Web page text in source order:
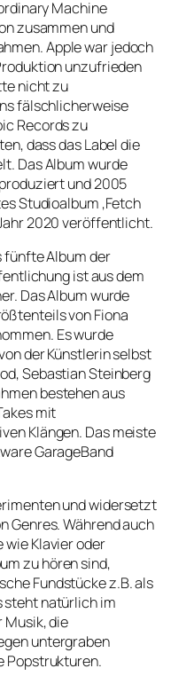
Machine
zusammen und
Apple war jedoch
unzufrieden
nicht zu
fälschlicherweise
Records zu
dass das Label die
Das Album wurde
und 2005
Studioalbum ‚Fetch
2020 veröffentlicht.
fünfte Album der
ist aus dem
Das Album wurde
von Fiona
Es wurde
der Künstlerin selbst
Sebastian Steinberg
bestehen aus
mit
Klängen. Das meiste
GarageBand
und widersetzt
Genres. Während auch
Klavier oder
zu hören sind,
Fundstücke z.B. als
steht natürlich im
die
untergraben
Popstrukturen.